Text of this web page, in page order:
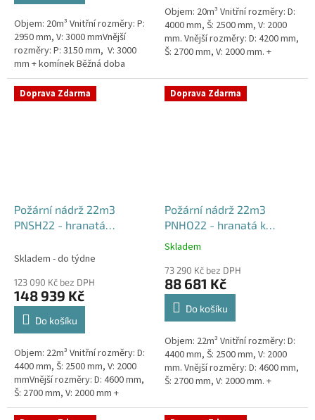
Objem: 20m³ Vnitřní rozměry: P:
2950 mm, V: 3000 mmVnější
rozměry: P: 3150 mm, V: 3000
mm + komínek Běžná doba
dodání 2-3 týdny od objednávky.
Rozměry nádrže možno...
hvězdiček.
Objem: 20m³ Vnitřní rozměry: D:
4000 mm, Š: 2500 mm, V: 2000
mm. Vnější rozměry: D: 4200 mm,
Š: 2700 mm, V: 2000 mm. +
týdny od objednávky....
Doprava Zdarma
Požární nádrž 22m3
PNSH22 - hranatá
Skladem - do týdne
123 090 Kč bez DPH
148 939 Kč
Do košíku
Objem: 22m³ Vnitřní rozměry: D:
4400 mm, Š: 2500 mm, V: 2000
mmVnější rozměry: D: 4600 mm,
Š: 2700 mm, V: 2000 mm +
komínek Běžná doba dodání 2-3
Doprava Zdarma
Požární nádrž 22m3
PNHO22 - hranatá k
obetonování
Průměrné
produktu
je
5,0
hvězdiček.
Skladem
73 290 Kč bez DPH
88 681 Kč
Do košíku
Objem: 22m³ Vnitřní rozměry: D:
4400 mm, Š: 2500 mm, V: 2000
mm. Vnější rozměry: D: 4600 mm,
Š: 2700 mm, V: 2000 mm. +
týdny od objednávky....